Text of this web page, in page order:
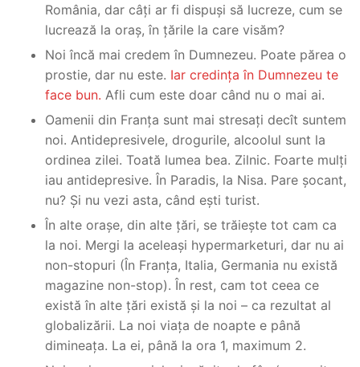
România, dar câți ar fi dispuși să lucreze, cum se
lucrează la oraș, în țările la care visăm?
Noi încă mai credem în Dumnezeu. Poate părea o
prostie, dar nu este. Iar credința în Dumnezeu te
face bun. Afli cum este doar când nu o mai ai.
Oamenii din Franța sunt mai stresați decît suntem
noi. Antidepresivele, drogurile, alcoolul sunt la
ordinea zilei. Toată lumea bea. Zilnic. Foarte mulți
iau antidepresive. În Paradis, la Nisa. Pare șocant,
nu? Și nu vezi asta, când ești turist.
În alte orașe, din alte țări, se trăiește tot cam ca
la noi. Mergi la aceleași hypermarketuri, dar nu ai
non-stopuri (În Franța, Italia, Germania nu există
magazine non-stop). În rest, cam tot ceea ce
există în alte țări există și la noi – ca rezultat al
globalizării. La noi viața de noapte e până
dimineața. La ei, până la ora 1, maximum 2.